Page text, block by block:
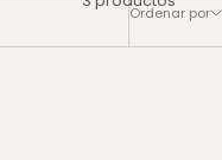
Ordenar por